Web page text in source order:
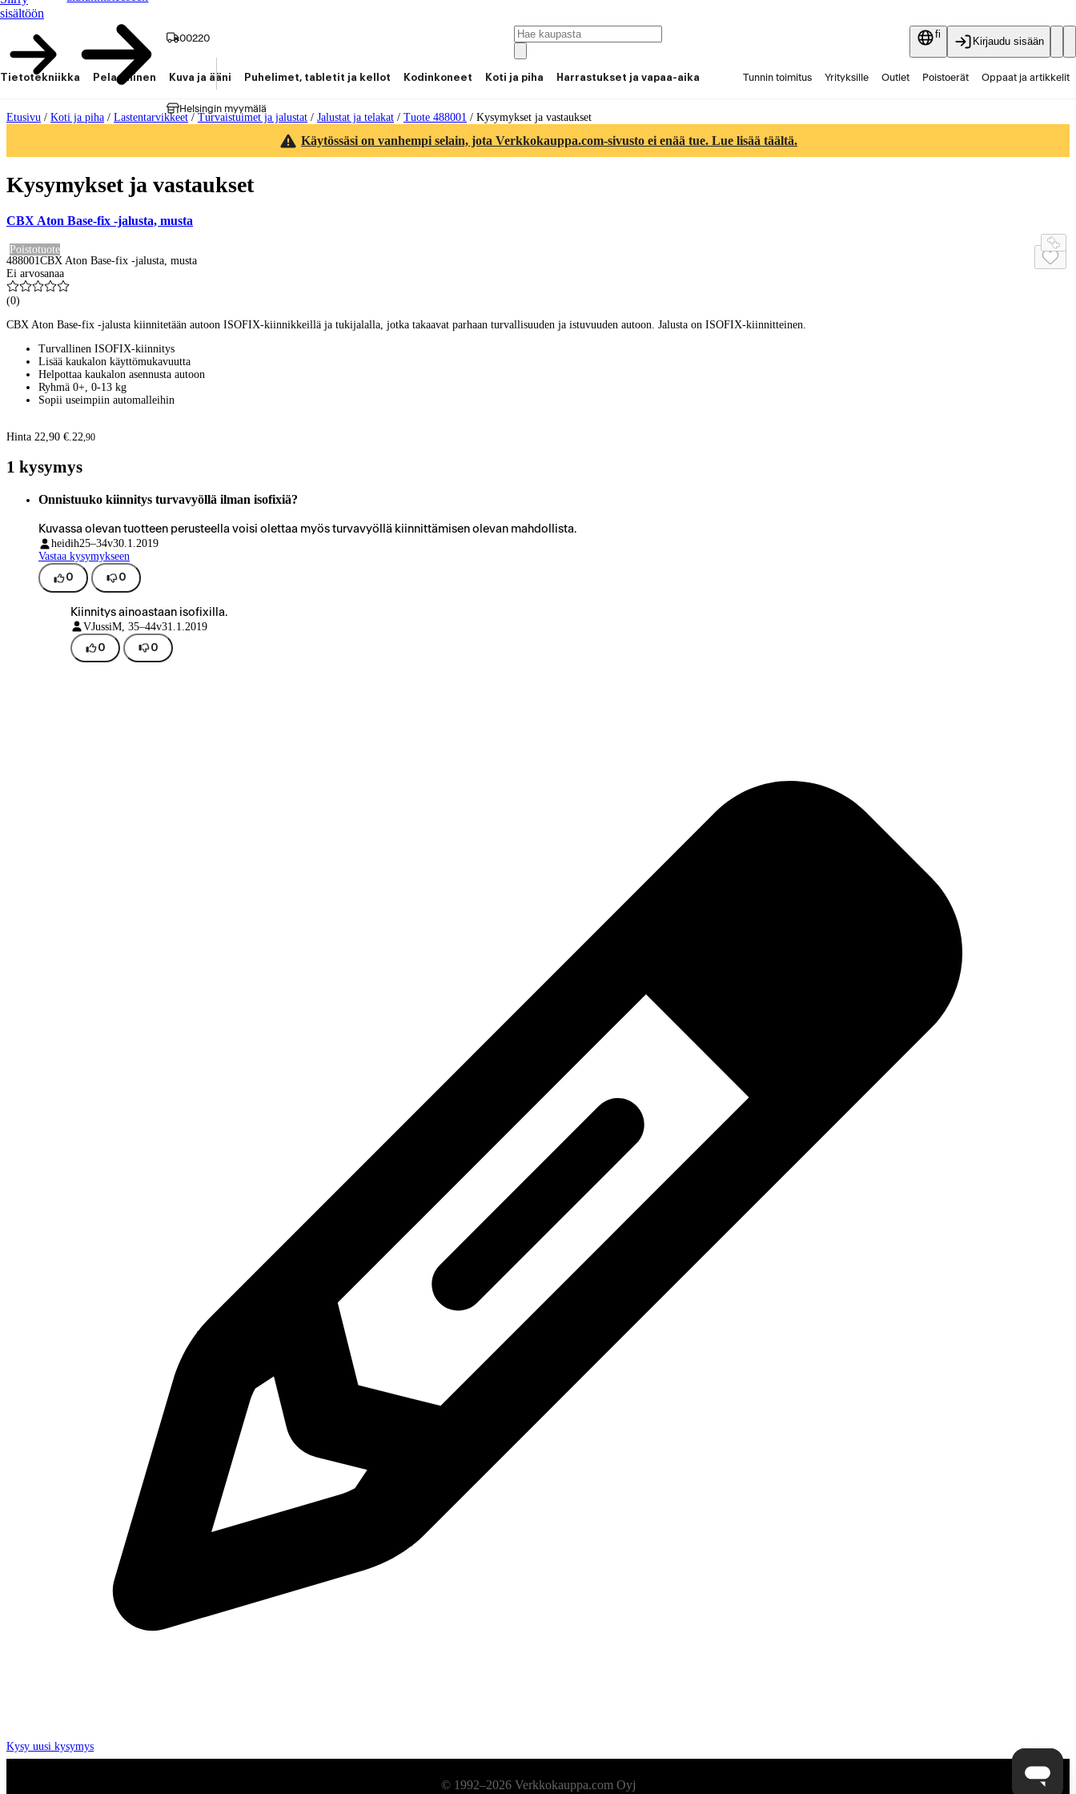
sisältöön
00220
Helsingin myymälä
fi
Kirjaudu sisään
Tietotekniikka Pelaaminen Kuva ja ääni Puhelimet, tabletit ja kellot Kodinkoneet Koti ja piha Harrastukset ja vapaa-aika Tunnin toimitus Yrityksille Outlet Poistoerät Oppaat ja artikkelit
Etusivu / Koti ja piha / Lastentarvikkeet / Turvaistuimet ja jalustat / Jalustat ja telakat / Tuote 488001 / Kysymykset ja vastaukset
Käytössäsi on vanhempi selain, jota Verkkokauppa.com-sivusto ei enää tue. Lue lisää täältä.
Kysymykset ja vastaukset
CBX Aton Base-fix -jalusta, musta
Poistotuote
488001CBX Aton Base-fix -jalusta, musta
Ei arvosanaa
(0)
CBX Aton Base-fix -jalusta kiinnitetään autoon ISOFIX-kiinnikkeillä ja tukijalalla, jotka takaavat parhaan turvallisuuden ja istuvuuden autoon. Jalusta on ISOFIX-kiinnitteinen.
Turvallinen ISOFIX-kiinnitys
Lisää kaukalon käyttömukavuutta
Helpottaa kaukalon asennusta autoon
Ryhmä 0+, 0-13 kg
Sopii useimpiin automalleihin
Hinta 22,90 €.22,90
1 kysymys
Onnistuuko kiinnitys turvavyöllä ilman isofixiä?
Kuvassa olevan tuotteen perusteella voisi olettaa myös turvavyöllä kiinnittämisen olevan mahdollista.
heidih25–34v30.1.2019
Vastaa kysymykseen
0 0
Kiinnitys ainoastaan isofixilla.
VJussiM, 35–44v31.1.2019
0 0
Kysy uusi kysymys
© 1992–2026 Verkkokauppa.com Oyj